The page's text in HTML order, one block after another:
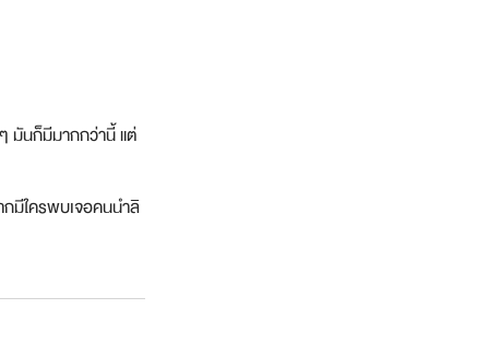
มันก็มีมากกว่านี้ แต่
กมีใครพบเจอคนนำลิ